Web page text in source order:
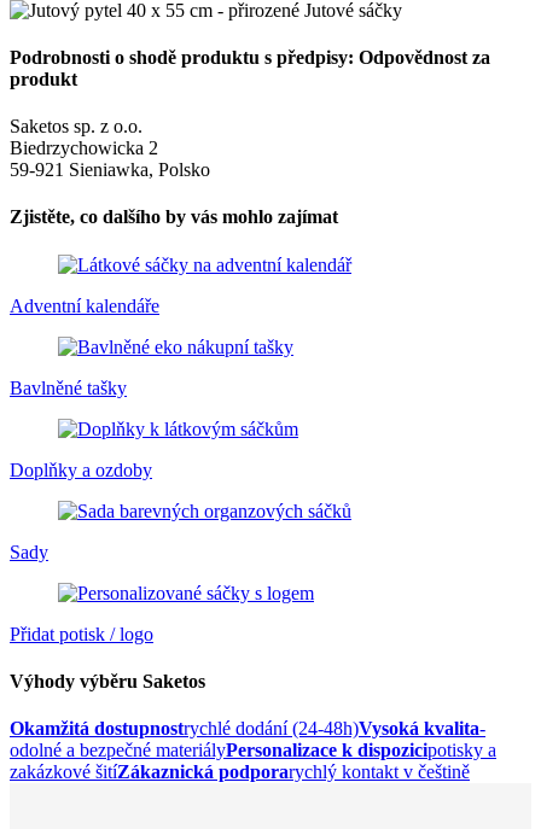
Podrobnosti o shodě produktu s předpisy: Odpovědnost za
produkt
Saketos sp. z o.o.
Biedrzychowicka 2
59-921 Sieniawka, Polsko
Zjistěte, co dalšího by vás mohlo zajímat
Adventní kalendáře
Bavlněné tašky
Doplňky a ozdoby
Sady
Přidat potisk / logo
Výhody výběru Saketos
Okamžitá dostupnostrychlé dodání (24-48h)Vysoká kvalita-
odolné a bezpečné materiályPersonalizace k dispozicipotisky a
zakázkové šitíZákaznická podporarychlý kontakt v češtině